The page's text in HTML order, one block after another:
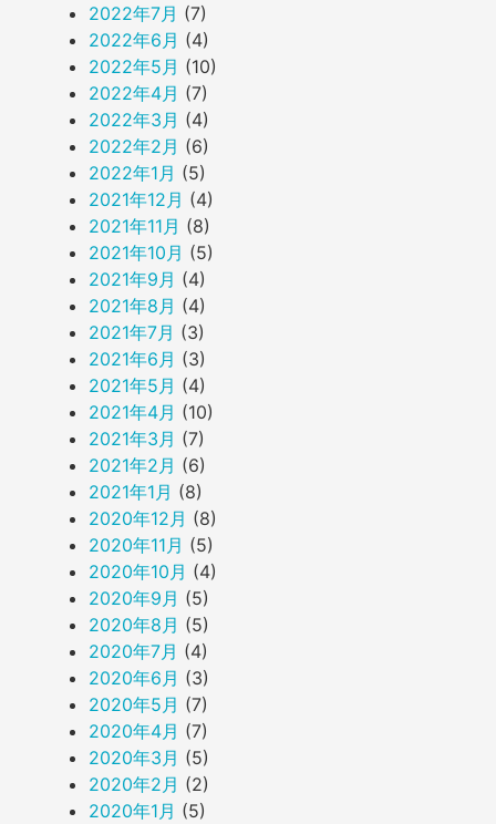
2022年7月 (7)
2022年6月 (4)
2022年5月 (10)
2022年4月 (7)
2022年3月 (4)
2022年2月 (6)
2022年1月 (5)
2021年12月 (4)
2021年11月 (8)
2021年10月 (5)
2021年9月 (4)
2021年8月 (4)
2021年7月 (3)
2021年6月 (3)
2021年5月 (4)
2021年4月 (10)
2021年3月 (7)
2021年2月 (6)
2021年1月 (8)
2020年12月 (8)
2020年11月 (5)
2020年10月 (4)
2020年9月 (5)
2020年8月 (5)
2020年7月 (4)
2020年6月 (3)
2020年5月 (7)
2020年4月 (7)
2020年3月 (5)
2020年2月 (2)
2020年1月 (5)